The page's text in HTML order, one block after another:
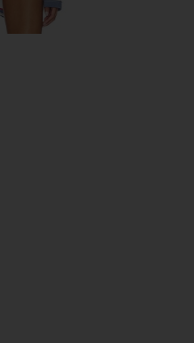
OMBRO 26IN CRYSTAL